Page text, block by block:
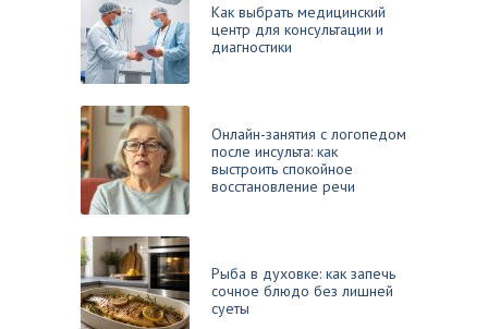
Как выбрать медицинский
центр для консультации и
диагностики
Онлайн-занятия с логопедом
после инсульта: как
выстроить спокойное
восстановление речи
Рыба в духовке: как запечь
сочное блюдо без лишней
суеты